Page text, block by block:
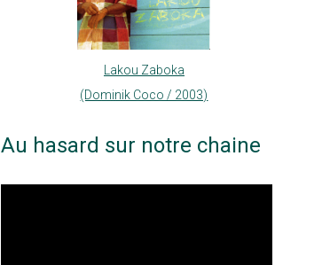
Lakou Zaboka
(Dominik Coco / 2003)
Au hasard sur notre chaine